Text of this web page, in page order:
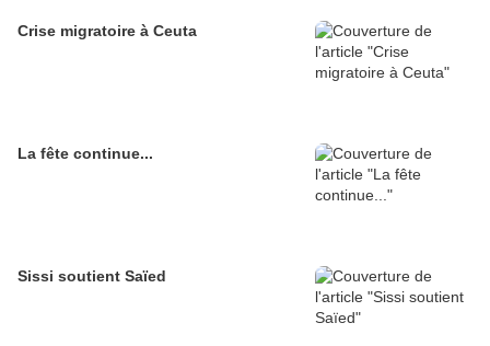
Crise migratoire à Ceuta
La fête continue...
Sissi soutient Saïed